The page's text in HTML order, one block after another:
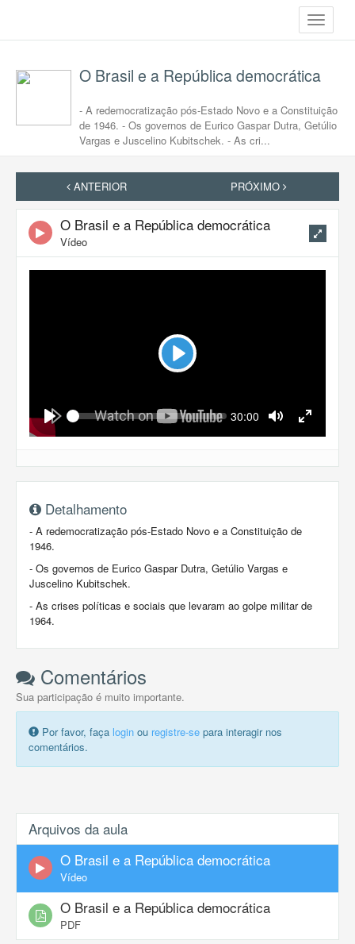
Toggle
O Brasil e a República democrática
- A redemocratização pós-Estado Novo e a Constituição
de 1946. - Os governos de Eurico Gaspar Dutra, Getúlio
Vargas e Juscelino Kubitschek. - As cri...
ANTERIOR PRÓXIMO
O Brasil e a República democrática
Vídeo
Play
Play
Seek Current
30:00
Mute Fullscreen
Detalhamento
- A redemocratização pós-Estado Novo e a Constituição de
1946.
- Os governos de Eurico Gaspar Dutra, Getúlio Vargas e
Juscelino Kubitschek.
- As crises políticas e sociais que levaram ao golpe militar de
1964.
Comentários
Sua participação é muito importante.
Por favor, faça login ou registre-se para interagir nos
comentários.
Arquivos da aula
O Brasil e a República democrática
Vídeo
O Brasil e a República democrática
PDF